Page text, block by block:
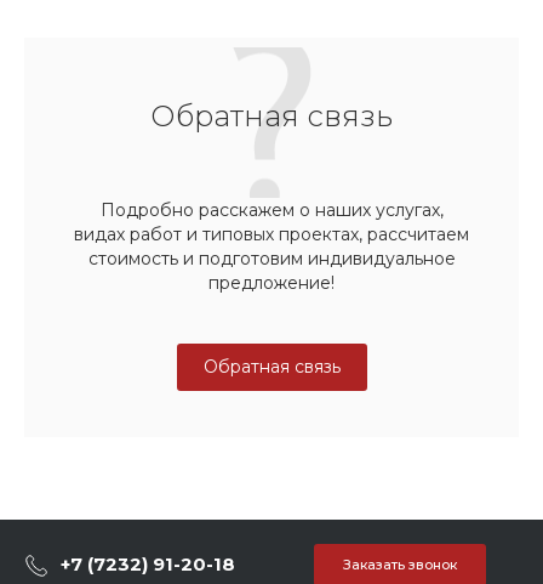
Обратная связь
Подробно расскажем о наших услугах,
видах работ и типовых проектах, рассчитаем
стоимость и подготовим индивидуальное
предложение!
Обратная связь
+7 (7232) 91-20-18 Заказать звонок